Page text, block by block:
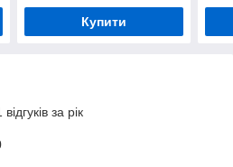
Купити
за рік